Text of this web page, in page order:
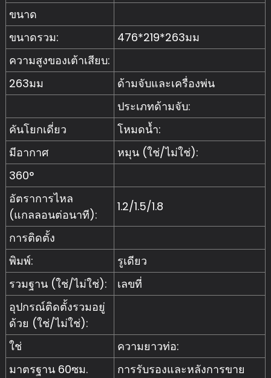
ขนาด
ขนาดรวม:
476*219*263มม
ความสูงของเต้าเสียบ:
263มม
ด้ามจับและเครื่องพ่น
ประเภทด้ามจับ:
คันโยกเดี่ยว
โหมดน้ำ:
มีอากาศ
หมุน (ใช่/ไม่ใช่):
360°
อัตราการไหล
(แกลลอนต่อนาที):
1.2/1.5/1.8
การติดตั้ง
พิมพ์:
รูเดียว
รวมฐาน (ใช่/ไม่ใช่):
เลขที่
อุปกรณ์ติดตั้งรวมอยู่
ด้วย (ใช่/ไม่ใช่):
ใช่
ความยาวท่อ:
มาตรฐาน 60ซม.
การรับรองและหลังการขาย